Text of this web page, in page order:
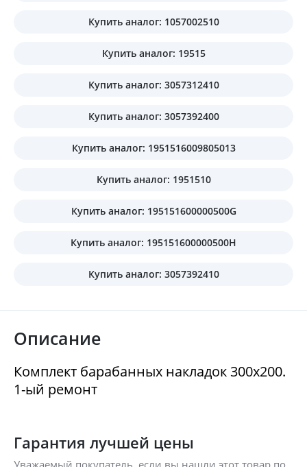
Купить аналог: 1057002510
Купить аналог: 19515
Купить аналог: 3057312410
Купить аналог: 3057392400
Купить аналог: 1951516009805013
Купить аналог: 1951510
Купить аналог: 195151600000500G
Купить аналог: 195151600000500H
Купить аналог: 3057392410
Описание
Комплект барабанных накладок 300x200.
1-ый ремонт
Гарантия лучшей цены
Уважаемый покупатель, если вы нашли этот товар по